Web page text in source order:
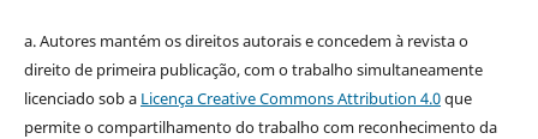
a. Autores mantém os direitos autorais e concedem à revista o
direito de primeira publicação, com o trabalho simultaneamente
licenciado sob a Licença Creative Commons Attribution 4.0que
permite o compartilhamento do trabalho com reconhecimento da